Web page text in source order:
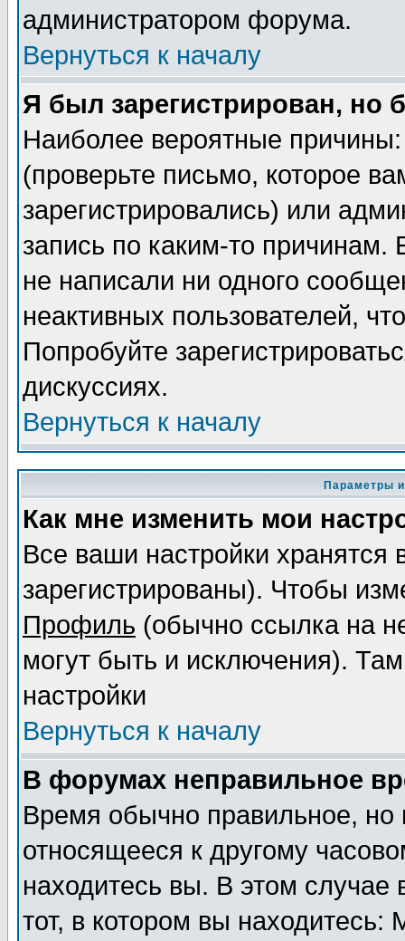
администратором форума.
Вернуться к началу
Я был зарегистрирован, но
Наиболее вероятные
(проверьте письмо, которое
зарегистрировались) или
запись по каким-то
не написали ни одного
неактивных пользователей,
Попробуйте
дискуссиях.
Вернуться к началу
Параметры
Как мне изменить мои
Все ваши настройки
зарегистрированы). Чтобы
Профиль (обычно ссылка на
могут быть и исключения).
настройки
Вернуться к началу
В форумах неправильное
Время обычно правильное,
относящееся к другому
находитесь вы. В этом
тот, в котором вы